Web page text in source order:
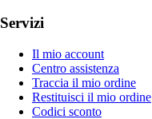
Servizi
Il mio account
Centro assistenza
Traccia il mio ordine
Restituisci il mio ordine
Codici sconto